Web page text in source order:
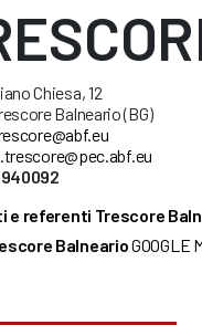
Chiesa, 12
Balneario (BG)
e referenti Trescore
BalnearioGOOGLE